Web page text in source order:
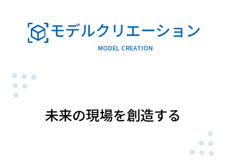
view_in_arモデルクリエーション
MODEL CREATION
未来の現場を創造する